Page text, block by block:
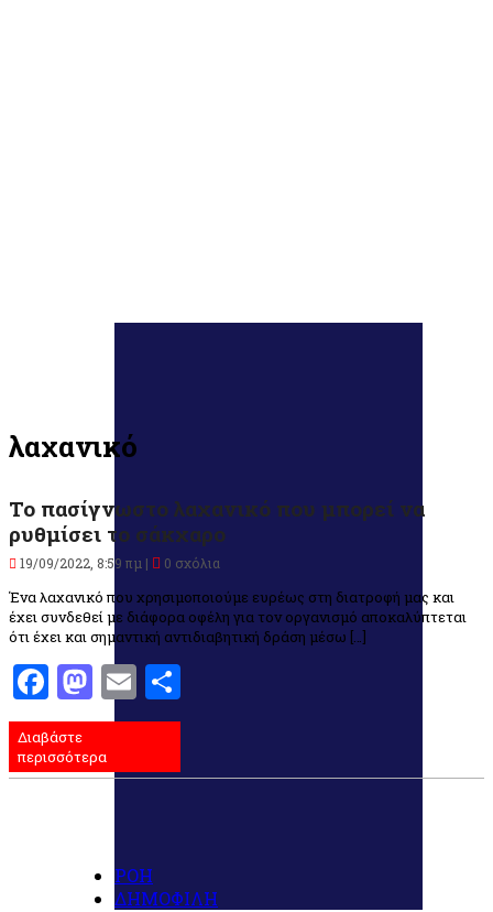
λαχανικό
Το πασίγνωστο λαχανικό που μπορεί να
ρυθμίσει το σάκχαρο
19/09/2022, 8:59 πμ | 0 σχόλια
Ένα λαχανικό που χρησιμοποιούμε ευρέως στη διατροφή μας και
έχει συνδεθεί με διάφορα οφέλη για τον οργανισμό αποκαλύπτεται
ότι έχει και σημαντική αντιδιαβητική δράση μέσω […]
Facebook
Mastodon
Email
Διαβάστε
περισσότερα
ΡΟΗ
ΔΗΜΟΦΙΛΗ